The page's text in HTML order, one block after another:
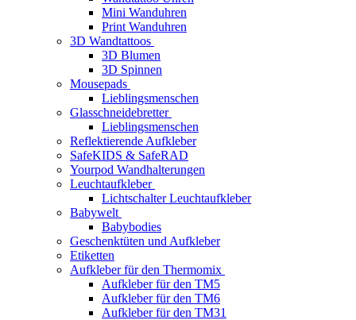
Mini Wanduhren
Print Wanduhren
3D Wandtattoos
3D Blumen
3D Spinnen
Mousepads
Lieblingsmenschen
Glasschneidebretter
Lieblingsmenschen
Reflektierende Aufkleber
SafeKIDS & SafeRAD
Yourpod Wandhalterungen
Leuchtaufkleber
Lichtschalter Leuchtaufkleber
Babywelt
Babybodies
Geschenktüten und Aufkleber
Etiketten
Aufkleber für den Thermomix
Aufkleber für den TM5
Aufkleber für den TM6
Aufkleber für den TM31